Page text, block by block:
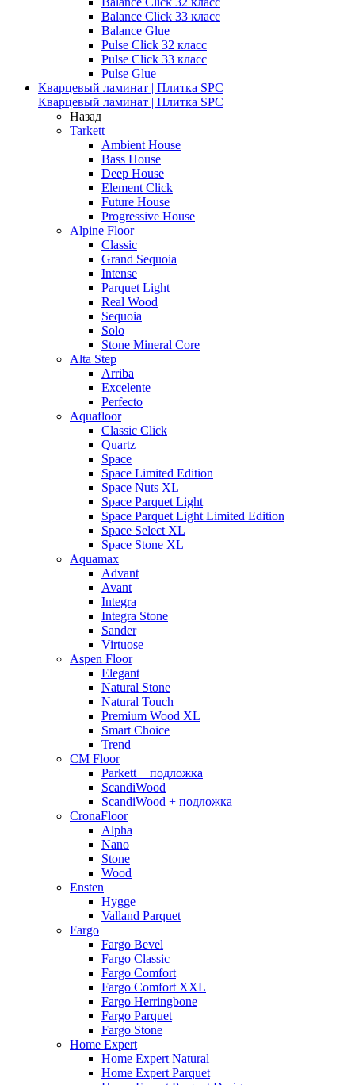
Balance Click 33 класс
Balance Glue
Pulse Click 32 класс
Pulse Click 33 класс
Pulse Glue
Кварцевый ламинат | Плитка SPC
Кварцевый ламинат | Плитка SPC
Назад
Tarkett
Ambient House
Bass House
Deep House
Element Click
Future House
Progressive House
Alpine Floor
Classic
Grand Sequoia
Intense
Parquet Light
Real Wood
Sequoia
Solo
Stone Mineral Core
Alta Step
Arriba
Excelente
Perfecto
Aquafloor
Classic Click
Quartz
Space
Space Limited Edition
Space Nuts XL
Space Parquet Light
Space Parquet Light Limited Edition
Space Select XL
Space Stone XL
Aquamax
Advant
Avant
Integra
Integra Stone
Sander
Virtuose
Aspen Floor
Elegant
Natural Stone
Natural Touch
Premium Wood XL
Smart Choice
Trend
CM Floor
Parkett + подложка
ScandiWood
ScandiWood + подложка
CronaFloor
Alpha
Nano
Stone
Wood
Ensten
Hygge
Valland Parquet
Fargo
Fargo Bevel
Fargo Classic
Fargo Comfort
Fargo Comfort XXL
Fargo Herringbone
Fargo Parquet
Fargo Stone
Home Expert
Home Expert Natural
Home Expert Parquet